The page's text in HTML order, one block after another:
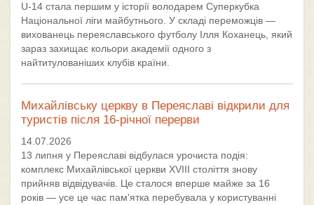
U-14 стала першим у історії володарем Суперкубка
Національної ліги майбутнього. У складі переможців —
вихованець переяславського футболу Ілля Коханець, який
зараз захищає кольори академії одного з
найтитулованіших клубів країни.
Михайлівську церкву в Переяславі відкрили для
туристів після 16-річної перерви
14.07.2026
13 липня у Переяславі відбулася урочиста подія:
комплекс Михайлівської церкви XVIII століття знову
прийняв відвідувачів. Це сталося вперше майже за 16
років — усе це час пам'ятка перебувала у користуванні